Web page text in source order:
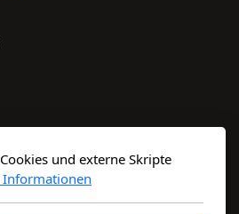
und externe Skripte
Informationen